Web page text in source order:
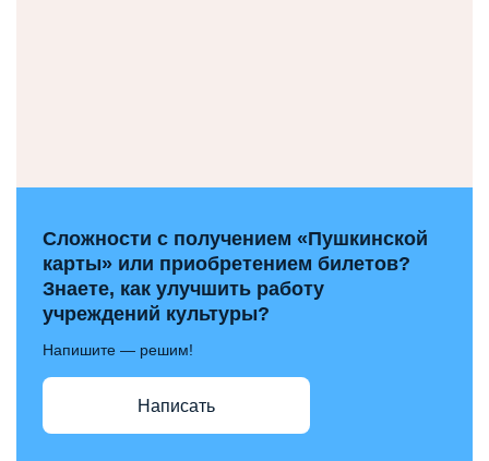
Сложности с получением «Пушкинской
карты» или приобретением билетов?
Знаете, как улучшить работу
учреждений культуры?
Напишите — решим!
Написать